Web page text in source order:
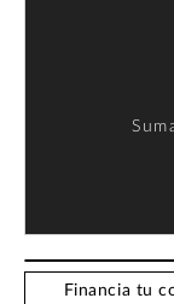
Financia tu